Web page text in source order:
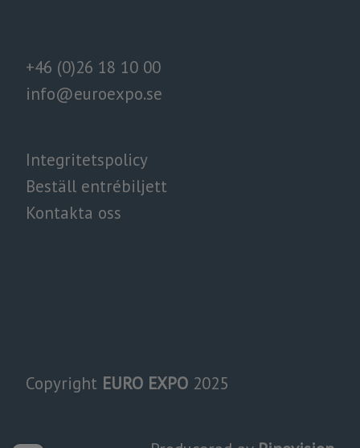
+46 (0)26 18 10 00
info@euroexpo.se
Integritetspolicy​​​​​​
Beställ entrébiljett
Kontakta oss
Copyright EURO EXPO 2025